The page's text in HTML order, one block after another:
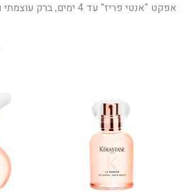
אפקט "אנטי פריז" עד 4 ימים, ברק עוצמתי ומראה שיער זוהר*